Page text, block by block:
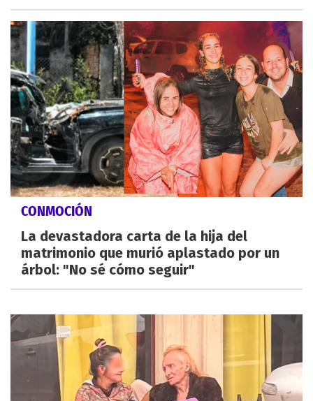
CONMOCIÓN
La devastadora carta de la hija del
matrimonio que murió aplastado por un
árbol: "No sé cómo seguir"